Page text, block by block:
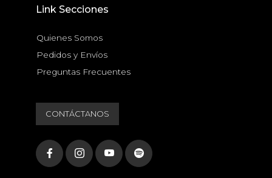
Link Secciones
Quienes Somos
Pedidos y Envíos
Preguntas Frecuentes
CONTÁCTANOS